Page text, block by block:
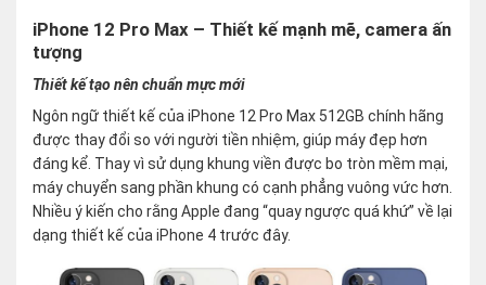
iPhone 12 Pro Max – Thiết kế mạnh mẽ, camera ấn
tượng
Thiết kế tạo nên chuẩn mực mới
Ngôn ngữ thiết kế của iPhone 12 Pro Max 512GB chính hãng
được thay đổi so với người tiền nhiệm, giúp máy đẹp hơn
đáng kể. Thay vì sử dụng khung viền được bo tròn mềm mại,
máy chuyển sang phần khung có cạnh phẳng vuông vức hơn.
Nhiều ý kiến cho rằng Apple đang “quay ngược quá khứ” về lại
dạng thiết kế của iPhone 4 trước đây.